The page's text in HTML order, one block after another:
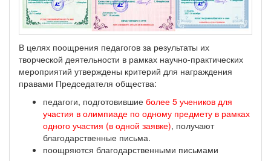
В целях поощрения педагогов за результаты их
творческой деятельности в рамках научно-практических
мероприятий утверждены критерий для награждения
правами Председателя общества:
педагоги, подготовившие более 5 учеников для
участия в олимпиаде по одному предмету в рамках
одного участия (в одной заявке), получают
благодарственные письма.
поощряются благодарственными письмами